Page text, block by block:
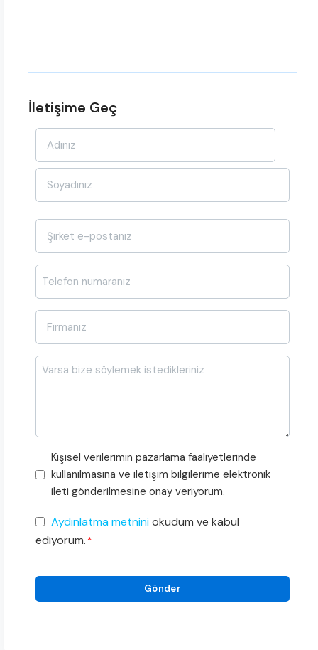
İletişime Geç
Ad-
Soyad
*
posta
*
*
Mesajı
Pazarlama
Faaliyetleri
Onayı
Kişisel verilerimin pazarlama faaliyetlerinde
kullanılmasına ve iletişim bilgilerime elektronik
ileti gönderilmesine onay veriyorum.
KVKK
Onayı
Aydınlatma metniniokudum ve kabul
ediyorum. *